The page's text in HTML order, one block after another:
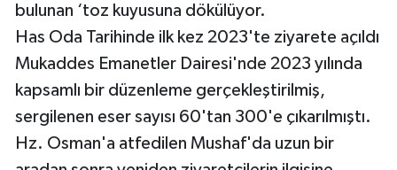
bulunan ‘toz kuyusuna dökülüyor.
Has Oda Tarihinde ilk kez 2023'te ziyarete açıldı
Mukaddes Emanetler Dairesi'nde 2023 yılında
kapsamlı bir düzenleme gerçekleştirilmiş,
sergilenen eser sayısı 60'tan 300'e çıkarılmıştı.
Hz. Osman'a atfedilen Mushaf'da uzun bir